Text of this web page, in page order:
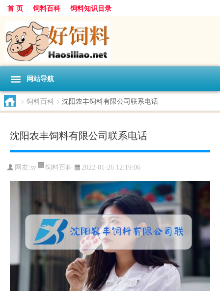
首 页 饲料百科 饲料知识目录
网站导航
> 饲料百科 > 沈阳农丰饲料有限公司联系电话
沈阳农丰饲料有限公司联系电话
网友:sy 饲料百科 2022-01-26 12:19:06